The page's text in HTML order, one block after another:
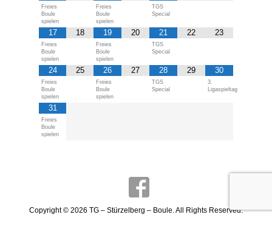
Freies
Boule
spielen
Freies
Boule
spielen
TGS
Special
17
Freies
Boule
spielen
18 19
Freies
Boule
spielen
20 21
TGS
Special
22 23
24
Freies
Boule
spielen
25 26
Freies
Boule
spielen
27 28
TGS
Special
29 30
3.
Ligaspieltag
31
Freies
Boule
spielen
Copyright © 2026 TG – Stürzelberg – Boule. All Rights Reserved.